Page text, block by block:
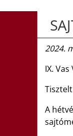
2024.
IX.
A